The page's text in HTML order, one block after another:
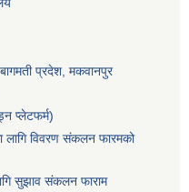
बागमती प्रदेश, मकवानपुर
प्लेटफर्म)
लागि विवरण संकलन फारमको
सुझाव संकलन फाराम